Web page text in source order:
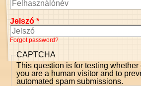
Jelszó *
Forgot password?
CAPTCHA
This question is for testing whether
you are a human visitor and to
automated spam submissions.